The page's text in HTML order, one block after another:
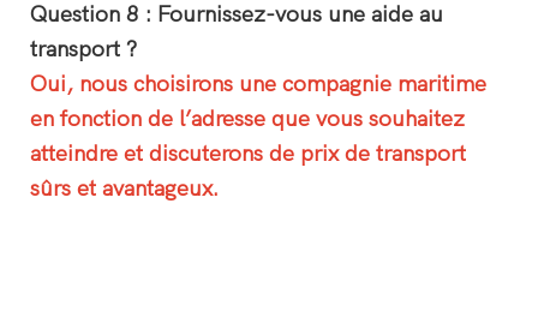
Question 8 : Fournissez-vous une aide au
transport ?
Oui, nous choisirons une compagnie maritime
en fonction de l’adresse que vous souhaitez
atteindre et discuterons de prix de transport
sûrs et avantageux.